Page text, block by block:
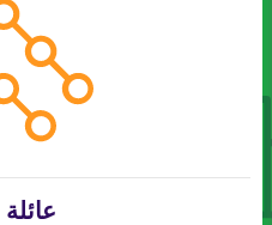
عائلة